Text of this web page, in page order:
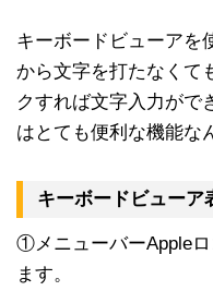
キーボードビューアを
から文字を打たなくて
クすれば文字入力がで
はとても便利な機能な
キーボードビューア
①メニューバーApple
ます。